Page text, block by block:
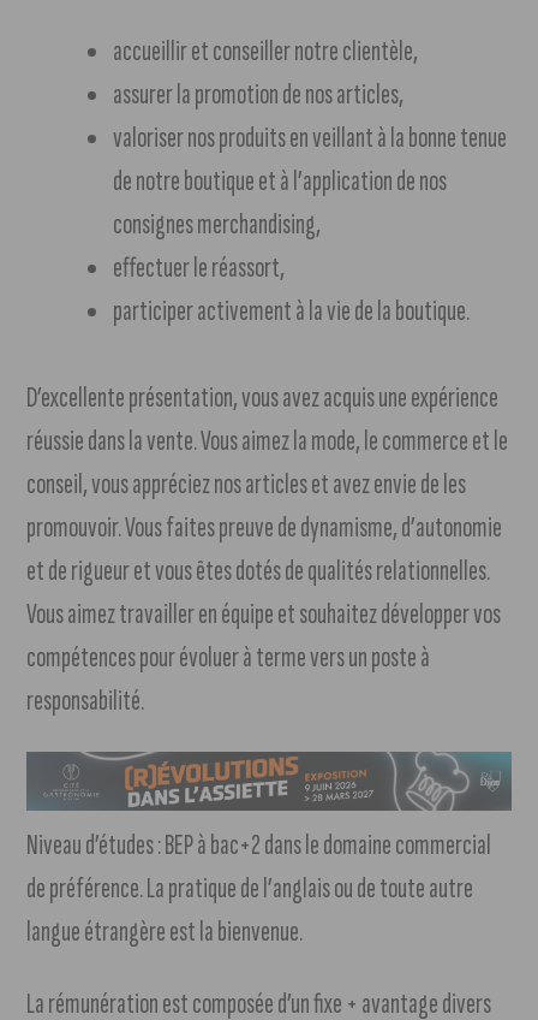
accueillir et conseiller notre clientèle,
assurer la promotion de nos articles,
valoriser nos produits en veillant à la bonne tenue
de notre boutique et à l’application de nos
consignes merchandising,
effectuer le réassort,
participer activement à la vie de la boutique.
D’excellente présentation, vous avez acquis une expérience
réussie dans la vente. Vous aimez la mode, le commerce et le
conseil, vous appréciez nos articles et avez envie de les
promouvoir. Vous faites preuve de dynamisme, d’autonomie
et de rigueur et vous êtes dotés de qualités relationnelles.
Vous aimez travailler en équipe et souhaitez développer vos
compétences pour évoluer à terme vers un poste à
responsabilité.
Niveau d’études : BEP à bac+2 dans le domaine commercial
de préférence. La pratique de l’anglais ou de toute autre
langue étrangère est la bienvenue.
La rémunération est composée d’un fixe + avantage divers